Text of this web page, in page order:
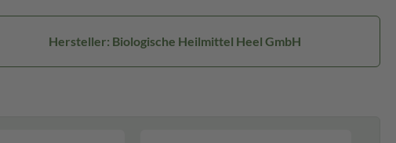
Hersteller: Biologische Heilmittel Heel GmbH